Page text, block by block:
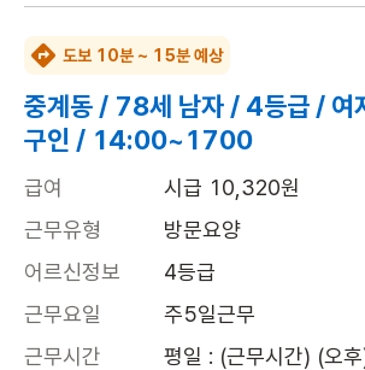
도보 10분 ~ 15분 예상
중계동 / 78세 남자 / 4등급 / 여
구인 / 14:00~1700
급여
시급 10,320원
근무유형
방문요양
어르신정보
4등급
근무요일
주5일근무
근무시간
평일 : (근무시간) (오